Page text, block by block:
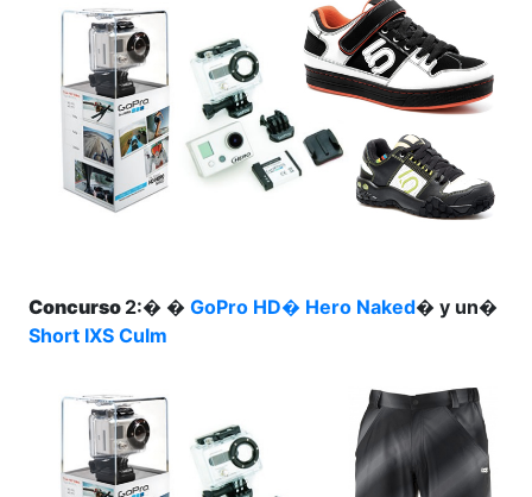
Concurso 2:� � GoPro HD� Hero Naked� y un�
Short IXS Culm